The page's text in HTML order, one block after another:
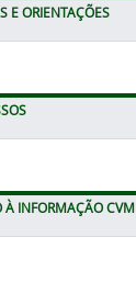
E ORIENTAÇÕES
À INFORMAÇÃO CVM